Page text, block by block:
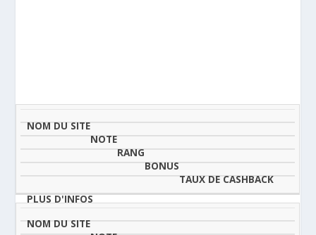
NOM
SITE
NOTE
(SUR
5)
CLASSEMENT
TAUX DE